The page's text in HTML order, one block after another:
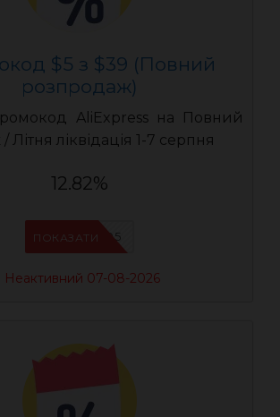
$5 з $39 (Повний
розпродаж)
AliExpress на Повний
Літня ліквідація 1-7 серпня
12.82%
UASC05
ПОКАЗАТИ
Неактивний 07-08-2026